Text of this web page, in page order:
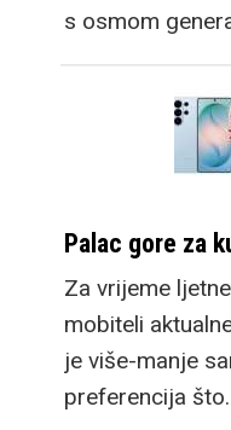
s osmom
Palac gore za
Za vrijeme
mobiteli
je više-manje
preferencija